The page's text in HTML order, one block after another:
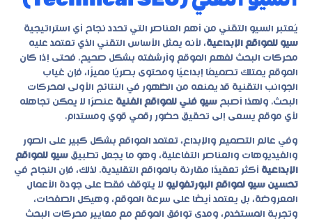
يُعتبر السيو التقني من أهم العناصر التي تحدد نجاح أي استراتيجية
سيو للمواقع الإبداعية، لأنه يمثل الأساس التقني الذي تعتمد عليه
محركات البحث لفهم الموقع وأرشفته بشكل صحيح. فحتى إذا كان
الموقع يمتلك تصميمًا إبداعيًا ومحتوى بصريًا مميزًا، فإن غياب
الجوانب التقنية قد يمنعه من الظهور في النتائج الأولى لمحركات
البحث. ولهذا أصبح سيو فني للمواقع الفنية عنصرًا لا يمكن تجاهله
لأي موقع يسعى إلى تحقيق حضور رقمي قوي ومستدام.
وفي عالم التصميم والإبداع، تعتمد المواقع بشكل كبير على الصور
والفيديوهات والعناصر التفاعلية، وهو ما يجعل تطبيق سيو للمواقع
الإبداعية أكثر تعقيدًا مقارنة بالمواقع التقليدية. لذلك، فإن النجاح في
تحسين سيو لمواقع البورتفوليو لا يتوقف فقط على جودة الأعمال
المعروضة، بل يعتمد أيضًا على سرعة الموقع، وهيكل الصفحات،
وتجربة المستخدم، ومدى توافق الموقع مع معايير محركات البحث